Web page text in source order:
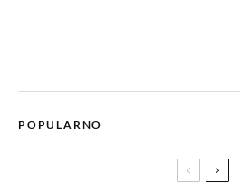
POPULARNO